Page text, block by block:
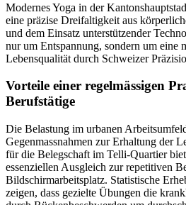
Modernes Yoga in der
eine präzise Dreifaltigkeit aus
und dem Einsatz unterstützender
nur um Entspannung, sondern um eine
Lebensqualität durch Schweizer
Vorteile einer regelmässigen
Berufstätige
Die Belastung im urbanen
Gegenmassnahmen zur Erhaltung der
für die Belegschaft im Telli-Quartier
essenziellen Ausgleich zur repetitiven
Bildschirmarbeitsplatz. Statistische
zeigen, dass gezielte Übungen die